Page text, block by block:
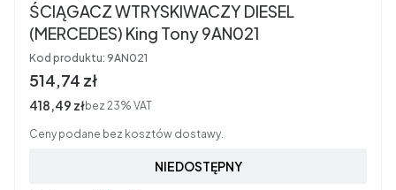
ŚCIĄGACZ WTRYSKIWACZY DIESEL
(MERCEDES) King Tony 9AN021
Kod produktu: 9AN021
Cena brutto
514,74 zł
Cena netto
418,49 złbez 23% VAT
Ceny podane bez kosztów dostawy.
NIEDOSTĘPNY